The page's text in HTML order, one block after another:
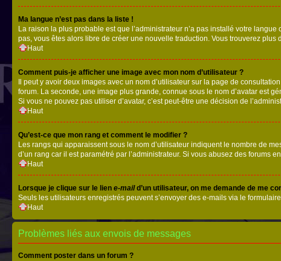
Ma langue n’est pas dans la liste !
La raison la plus probable est que l’administrateur n’a pas installé votre
pas, vous êtes alors libre de créer une nouvelle traduction. Vous trouverez
Haut
Comment puis-je afficher une image avec mon nom d’utilisateur ?
Il peut y avoir deux images avec un nom d’utilisateur sur la page de
forum. La seconde, une image plus grande, connue sous le nom d’avatar est
Si vous ne pouvez pas utiliser d’avatar, c’est peut-être une décision de
Haut
Qu’est-ce que mon rang et comment le modifier ?
Les rangs qui apparaissent sous le nom d’utilisateur indiquent le nombre de
d’un rang car il est paramétré par l’administrateur. Si vous abusez des forums
Haut
Lorsque je clique sur le lien e-maild’un utilisateur, on me demande de me
Seuls les utilisateurs enregistrés peuvent s’envoyer des e-mails via le
Haut
Problèmes liés aux envois de messages
Comment poster dans un forum ?